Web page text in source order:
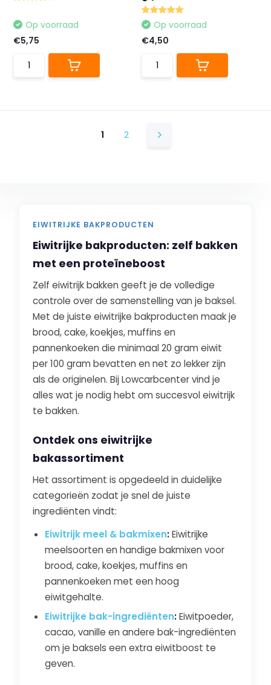
Op voorraad
€5,75
Op voorraad
€4,50
1 2
EIWITRIJKE BAKPRODUCTEN
Eiwitrijke bakproducten: zelf bakken
met een proteïneboost
Zelf eiwitrijk bakken geeft je de volledige
controle over de samenstelling van je baksel.
Met de juiste eiwitrijke bakproducten maak je
brood, cake, koekjes, muffins en
pannenkoeken die minimaal 20 gram eiwit
per 100 gram bevatten en net zo lekker zijn
als de originelen. Bij Lowcarbcenter vind je
alles wat je nodig hebt om succesvol eiwitrijk
te bakken.
Ontdek ons eiwitrijke
bakassortiment
Het assortiment is opgedeeld in duidelijke
categorieën zodat je snel de juiste
ingrediënten vindt:
Eiwitrijk meel & bakmixen:Eiwitrijke
meelsoorten en handige bakmixen voor
brood, cake, koekjes, muffins en
pannenkoeken met een hoog
eiwitgehalte.
Eiwitrijke bak-ingrediënten:Eiwitpoeder,
cacao, vanille en andere bak-ingrediënten
om je baksels een extra eiwitboost te
geven.